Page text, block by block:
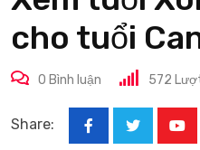
cho tuổi
0 Bình luận 572
Share: